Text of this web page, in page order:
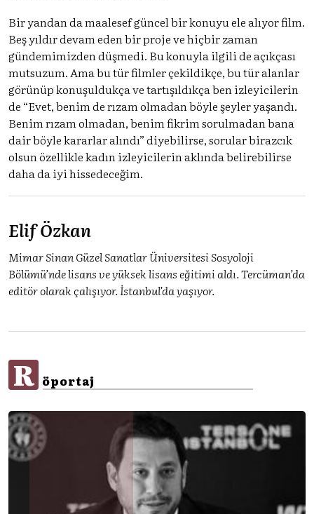
Bir yandan da maalesef güncel bir konuyu ele alıyor film.
Beş yıldır devam eden bir proje ve hiçbir zaman
gündemimizden düşmedi. Bu konuyla ilgili de açıkçası
mutsuzum. Ama bu tür filmler çekildikçe, bu tür alanlar
görünüp konuşuldukça ve tartışıldıkça ben izleyicilerin
de “Evet, benim de rızam olmadan böyle şeyler yaşandı.
Benim rızam olmadan, benim fikrim sorulmadan bana
dair böyle kararlar alındı” diyebilirse, sorular birazcık
olsun özellikle kadın izleyicilerin aklında belirebilirse
daha da iyi hissedeceğim.
Elif Özkan
Mimar Sinan Güzel Sanatlar Üniversitesi Sosyoloji
Bölümü’nde lisans ve yüksek lisans eğitimi aldı. Tercüman’da
editör olarak çalışıyor. İstanbul’da yaşıyor.
R öportaj